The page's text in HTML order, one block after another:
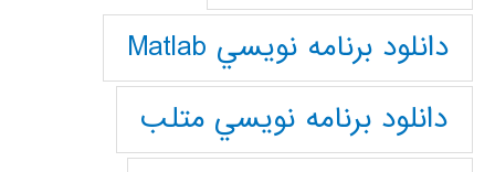
دانلود برنامه نويسي Matlab
دانلود برنامه نويسي متلب